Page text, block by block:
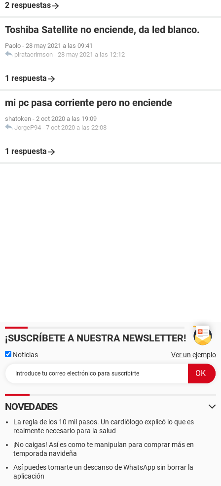
2 respuestas
Toshiba Satellite no enciende, da led blanco.
Paolo - 28 may 2021 a las 09:41
piratacrimson - 28 may 2021 a las 12:12
1 respuesta
mi pc pasa corriente pero no enciende
shatoken - 2 oct 2020 a las 19:09
JorgeP94 - 7 oct 2020 a las 22:08
1 respuesta
¡SUSCRÍBETE A NUESTRA NEWSLETTER!
Noticias Ver un ejemplo
NOVEDADES
La regla de los 10 mil pasos. Un cardiólogo explicó lo que es
realmente necesario para la salud
¡No caigas! Así es como te manipulan para comprar más en
temporada navideña
Así puedes tomarte un descanso de WhatsApp sin borrar la
aplicación